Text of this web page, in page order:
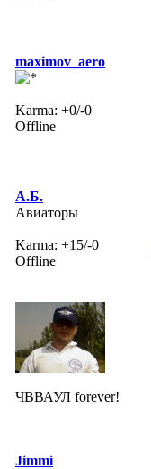
maximov_aero
Karma: +0/-0
Offline
А.Б.
Авиаторы
Karma: +15/-0
Offline
ЧВВАУЛ forever!
Jimmi